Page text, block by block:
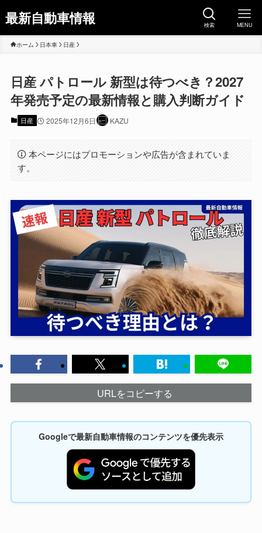
最新自動車情報 検索 MENU
ホーム 日本車 日産
日産 パトロール 新型は待つべき？2027
年発売予定の最新情報と購入判断ガイド
日産 2025年12月6日 KAZU
本ページにはプロモーションや広告が含まれていま
す。
URLをコピーする
Googleで最新自動車情報のコンテンツを優先表示